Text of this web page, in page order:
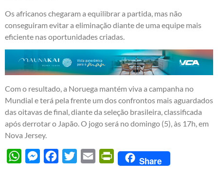
Os africanos chegaram a equilibrar a partida, mas não
conseguiram evitar a eliminação diante de uma equipe mais
eficiente nas oportunidades criadas.
Com o resultado, a Noruega mantém viva a campanha no
Mundial e terá pela frente um dos confrontos mais aguardados
das oitavas de final, diante da seleção brasileira, classificada
após derrotar o Japão. O jogo será no domingo (5), às 17h, em
Nova Jersey.
WhatsAppMessengerFacebook
Twitter Email PrintFriendly
Share